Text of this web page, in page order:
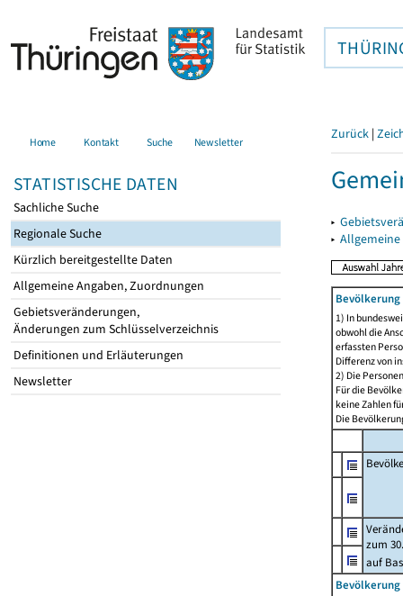
Home Kontakt Suche Newsletter
STATISTISCHE DATEN
Sachliche Suche
Regionale Suche
Kürzlich bereitgestellte Daten
Allgemeine Angaben, Zuordnungen
Gebietsveränderungen,
Änderungen zum Schlüsselverzeichnis
Definitionen und Erläuterungen
Newsletter
Zurück |
▸
▸
1) In
obwohl die
erfassten
Differenz von
2) Die
Für die
keine Zahlen
Die
zum
auf
Bevölkerung